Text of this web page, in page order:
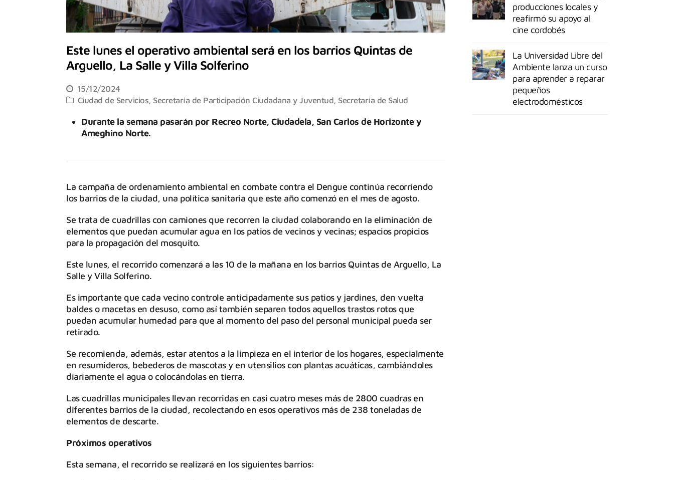
Este lunes el operativo ambiental será en los barrios Quintas de
Arguello, La Salle y Villa Solferino
15/12/2024
Ciudad de Servicios, Secretaría de Participación Ciudadana y Juventud, Secretaría de Salud
Durante la semana pasarán por Recreo Norte, Ciudadela, San Carlos de Horizonte y
Ameghino Norte.
La campaña de ordenamiento ambiental en combate contra el Dengue continúa recorriendo
los barrios de la ciudad, una política sanitaria que este año comenzó en el mes de agosto.
Se trata de cuadrillas con camiones que recorren la ciudad colaborando en la eliminación de
elementos que puedan acumular agua en los patios de vecinos y vecinas; espacios propicios
para la propagación del mosquito.
Este lunes, el recorrido comenzará a las 10 de la mañana en los barrios Quintas de Arguello, La
Salle y Villa Solferino.
Es importante que cada vecino controle anticipadamente sus patios y jardines, den vuelta
baldes o macetas en desuso, como así también separen todos aquellos trastos rotos que
puedan acumular humedad para que al momento del paso del personal municipal pueda ser
retirado.
Se recomienda, además, estar atentos a la limpieza en el interior de los hogares, especialmente
en resumideros, bebederos de mascotas y en utensilios con plantas acuáticas, cambiándoles
diariamente el agua o colocándolas en tierra.
Las cuadrillas municipales llevan recorridas en casi cuatro meses más de 2800 cuadras en
diferentes barrios de la ciudad, recolectando en esos operativos más de 238 toneladas de
elementos de descarte.
Próximos operativos
Esta semana, el recorrido se realizará en los siguientes barrios:
producciones locales y
reafirmó su apoyo al
cine cordobés
La Universidad Libre del
Ambiente lanza un curso
para aprender a reparar
pequeños
electrodomésticos